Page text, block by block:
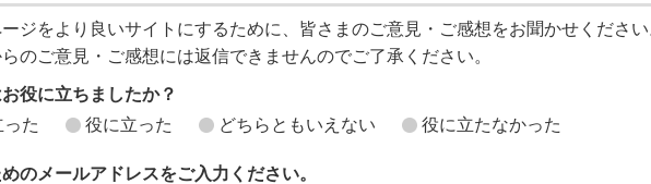
ジをより良いサイトにするために、皆さまのご意見・ご感想をお聞かせくださ
のご意見・ご感想には返信できませんのでご了承ください。
役に立ちましたか？
た
役に立った どちらともいえない 役に立たなかった
のメールアドレスをご入力ください。